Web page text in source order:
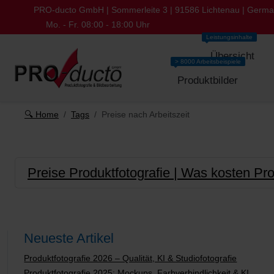
PRO-ducto GmbH | Sommerleite 3 | 91586 Lichtenau |
Mo. - Fr. 08:00 - 18:00 Uhr
Übersicht
Leistungsinhalte
Produktbilder
> 8000 Arbeitsbeispiele
🔍 Home Tags Preise nach Arbeitszeit
Preise Produktfotografie | Was kosten
Neueste Artikel
Produktfotografie 2026 – Qualität, KI & Studiofotografie